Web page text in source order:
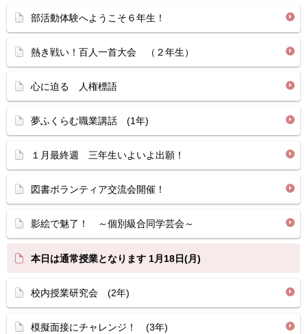
部活動体験へようこそ６年生！
熱き戦い！百人一首大会 （２年生）
心に迫る 人権標語
夢ふくらむ職業講話 (1年)
１月最終週 三年生いよいよ出願！
図書ボランティア交流会開催！
影絵で魅了！ ～個別級合同学芸会～
本日は通常授業となります 1月18日(月)
校内授業研究会 (2年)
模擬面接にチャレンジ！ (3年)